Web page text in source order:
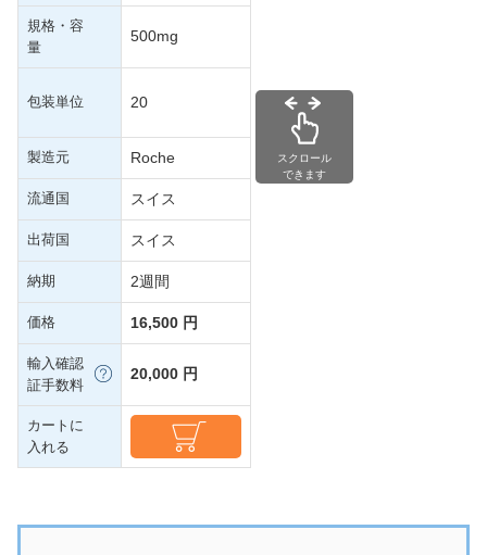
規格・容
量
500mg
包装単位 20
製造元 Roche
流通国 スイス
出荷国 スイス
納期 2週間
価格 16,500 円
輸入確認
証手数料
20,000 円
カートに
入れる
スクロール
できます